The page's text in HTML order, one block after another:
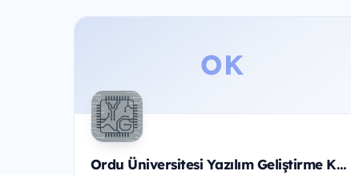
OK
Ordu Üniversitesi Yazılım Geliştirme Kulübü